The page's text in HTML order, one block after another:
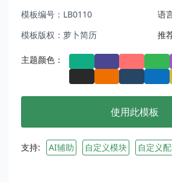
模板编号：LB0110
语
模板版权：萝卜简历
推
主题颜色：
使用此模板
支持: AI辅助 自定义模块 自定义